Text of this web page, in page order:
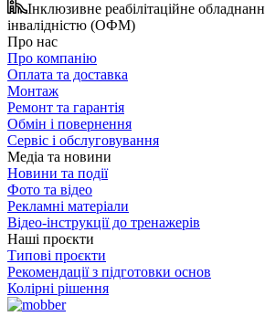
Інклюзивне реабілітаційне
інвалідністю (ОФМ)
Про нас
Про компанію
Оплата та доставка
Монтаж
Ремонт та гарантія
Обмін і повернення
Сервіс і обслуговування
Медіа та новини
Новини та події
Фото та відео
Рекламні матеріали
Відео-інструкції до тренажерів
Наші проєкти
Типові проєкти
Рекомендації з підготовки основ
Колірні рішення